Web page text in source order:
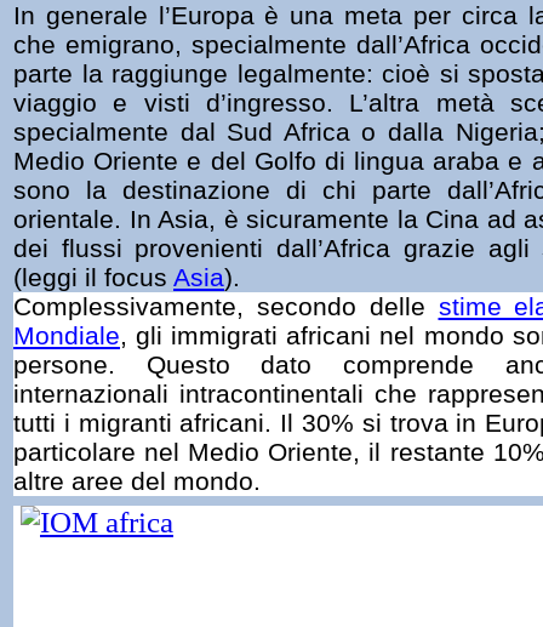
In generale l’Europa è una meta per circa
che emigrano, specialmente dall’Africa
parte la raggiunge legalmente: cioè si
viaggio e visti d’ingresso. L’altra metà
specialmente dal Sud Africa o dalla
Medio Oriente e del Golfo di lingua araba e
sono la destinazione di chi parte
orientale. In Asia, è sicuramente la Cina ad
dei flussi provenienti dall’Africa grazie agli
(leggi il focus Asia).
Complessivamente, secondo delle stime
Mondiale, gli immigrati africani nel mondo
persone. Questo dato comprende
internazionali intracontinentali che
tutti i migranti africani. Il 30% si trova in
particolare nel Medio Oriente, il restante
altre aree del mondo.